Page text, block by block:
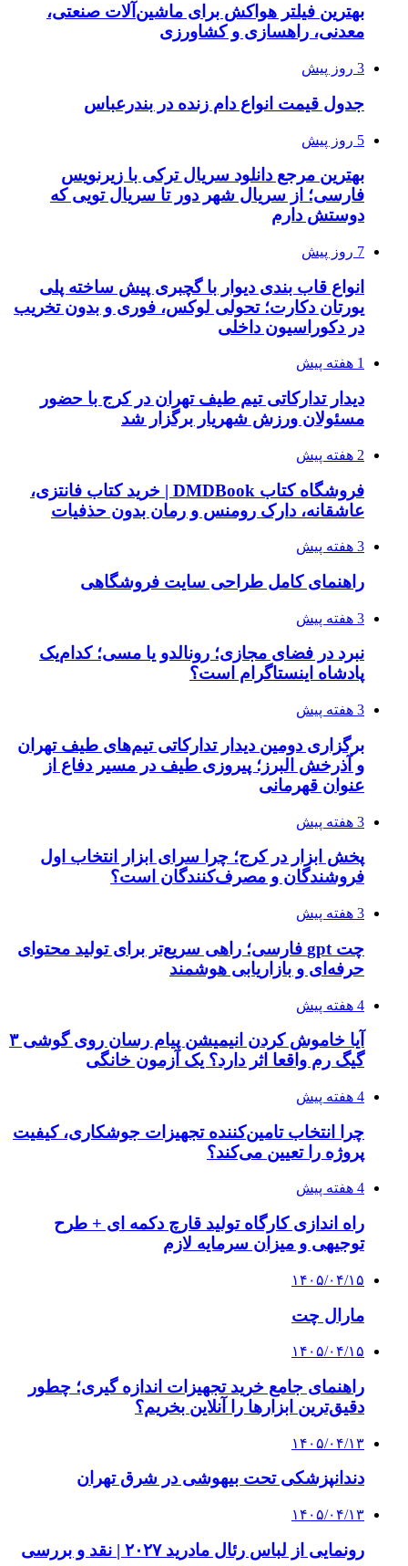
بهترین فیلتر هواکش برای ماشین‌آلات صنعتی،
معدنی، راهسازی و کشاورزی
3 روز پیش
جدول قیمت انواع دام زنده در بندرعباس
5 روز پیش
بهترین مرجع دانلود سریال ترکی با زیرنویس
فارسی؛ از سریال شهر دور تا سریال تویی که
دوستش دارم
7 روز پیش
انواع قاب بندی دیوار با گچبری پیش ساخته پلی
یورتان دکارت؛ تحولی لوکس، فوری و بدون تخریب
در دکوراسیون داخلی
1 هفته پیش
دیدار تدارکاتی تیم طیف تهران در کرج با حضور
مسئولان ورزش شهریار برگزار شد
2 هفته پیش
فروشگاه کتاب DMDBook | خرید کتاب فانتزی،
عاشقانه، دارک رومنس و رمان بدون حذفیات
3 هفته پیش
راهنمای کامل طراحی سایت فروشگاهی
3 هفته پیش
نبرد در فضای مجازی؛ رونالدو یا مسی؛ کدام‌یک
پادشاه اینستاگرام است؟
3 هفته پیش
برگزاری دومین دیدار تدارکاتی تیم‌های طیف تهران
و آذرخش البرز؛ پیروزی طیف در مسیر دفاع از
عنوان قهرمانی
3 هفته پیش
پخش ابزار در کرج؛ چرا سرای ابزار انتخاب اول
فروشندگان و مصرف‌کنندگان است؟
3 هفته پیش
چت gpt فارسی؛ راهی سریع‌تر برای تولید محتوای
حرفه‌ای و بازاریابی هوشمند
4 هفته پیش
آیا خاموش کردن انیمیشن پیام رسان روی گوشی ۳
گیگ رم واقعا اثر دارد؟ یک آزمون خانگی
4 هفته پیش
چرا انتخاب تامین‌کننده تجهیزات جوشکاری، کیفیت
پروژه را تعیین می‌کند؟
4 هفته پیش
راه اندازی کارگاه تولید قارچ دکمه ای + طرح
توجیهی و میزان سرمایه لازم
۱۴۰۵/۰۴/۱۵
مارال چت
۱۴۰۵/۰۴/۱۵
راهنمای جامع خرید تجهیزات اندازه گیری؛ چطور
دقیق‌ترین ابزارها را آنلاین بخریم؟
۱۴۰۵/۰۴/۱۳
دندانپزشکی تحت بیهوشی در شرق تهران
۱۴۰۵/۰۴/۱۳
رونمایی از لباس رئال مادرید ۲۰۲۷ | نقد و بررسی